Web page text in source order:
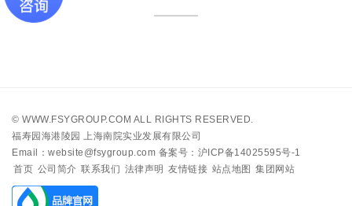
© WWW.FSYGROUP.COM ALL RIGHTS RESERVED.
福寿园海港陵园 上海南院实业发展有限公司
Email：website@fsygroup.com 备案号：沪ICP备14025595号-1
首页 公司简介 联系我们 法律声明 友情链接 站点地图 集团网站